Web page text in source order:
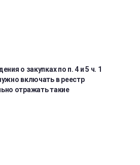
о закупках по п. 4 и 5 ч. 1
включать в реестр
отражать такие